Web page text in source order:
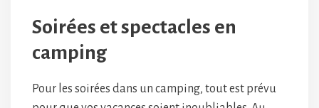
Soirées et spectacles en
camping
Pour les soirées dans un camping, tout est prévu